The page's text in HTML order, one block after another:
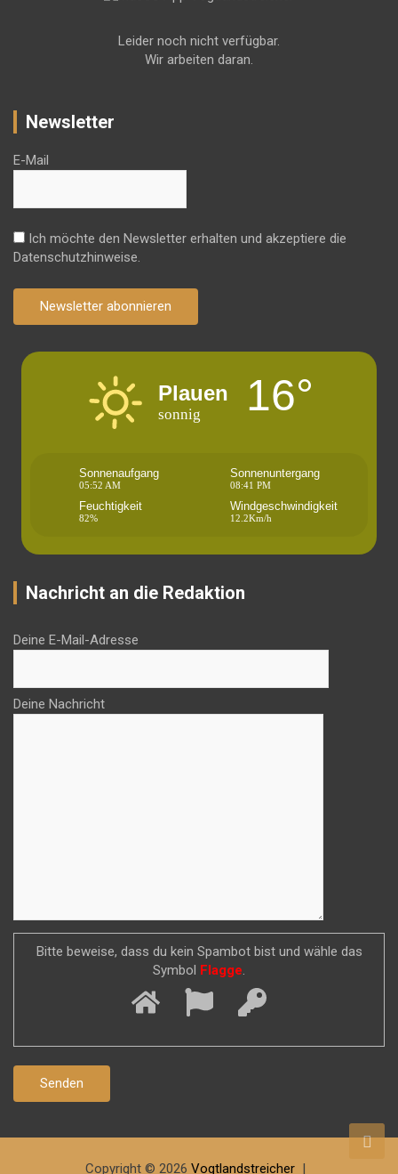
Leider noch nicht verfügbar.
Wir arbeiten daran.
Newsletter
E-Mail
Ich möchte den Newsletter erhalten und akzeptiere die
Datenschutzhinweise.
Newsletter abonnieren
Plauen
sonnig 16°
Sonnenaufgang
05:52 AM
Sonnenuntergang
08:41 PM
Feuchtigkeit
82%
Windgeschwindigkeit
12.2Km/h
Nachricht an die Redaktion
Deine E-Mail-Adresse
Deine Nachricht
Bitte beweise, dass du kein Spambot bist und wähle das
Symbol Flagge.
Copyright © 2026 Vogtlandstreicher